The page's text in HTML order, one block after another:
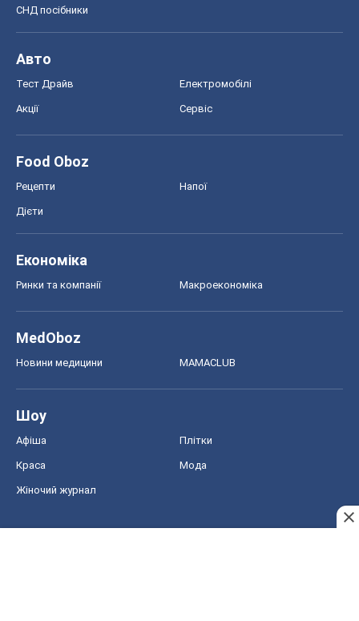
СНД посібники
Авто
Тест Драйв Електромобілі
Акції Сервіс
Food Oboz
Рецепти Напої
Дієти
Економіка
Ринки та компанії Макроекономіка
MedOboz
Новини медицини MAMACLUB
Шоу
Афіша Плітки
Краса Мода
Жіночий журнал